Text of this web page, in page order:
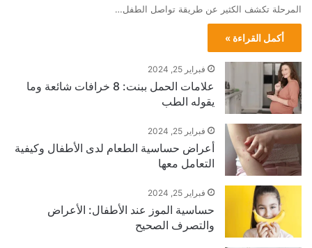
المرحلة تكشف الكثير عن طريقة تواصل الطفل…
أكمل القراءة »
فبراير 25, 2024
علامات الحمل ببنت: 8 خرافات شائعة وما
يقوله الطب
فبراير 25, 2024
أعراض حساسية الطعام لدى الأطفال وكيفية
التعامل معها
فبراير 25, 2024
حساسية الموز عند الأطفال: الأعراض
والتصرف الصحيح